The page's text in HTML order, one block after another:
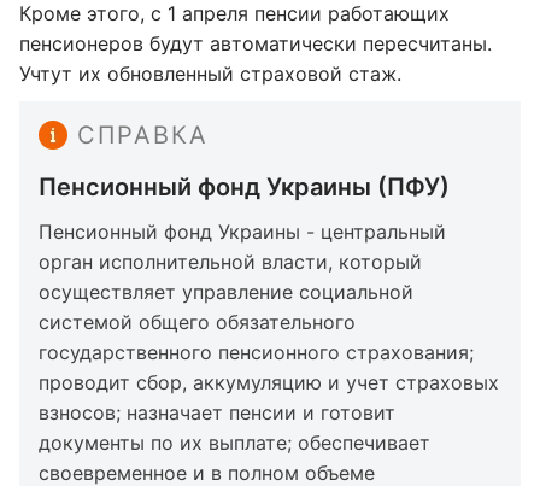
Кроме этого, с 1 апреля пенсии работающих
пенсионеров будут автоматически пересчитаны.
Учтут их обновленный страховой стаж.
СПРАВКА
Пенсионный фонд Украины (ПФУ)
Пенсионный фонд Украины - центральный
орган исполнительной власти, который
осуществляет управление социальной
системой общего обязательного
государственного пенсионного страхования;
проводит сбор, аккумуляцию и учет страховых
взносов; назначает пенсии и готовит
документы по их выплате; обеспечивает
своевременное и в полном объеме